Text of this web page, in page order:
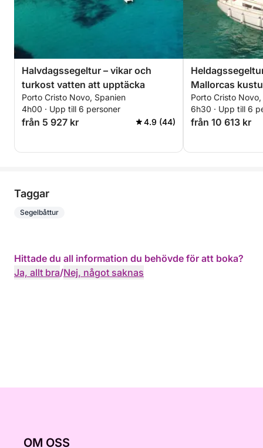
Halvdagssegeltur – vikar och
turkost vatten att upptäcka
Porto Cristo Novo, Spanien
4h00 · Upp till 6 personer
från 5 927 kr 4.9 (44)
Mallorcas
Porto Cristo
6h30 · Upp till 6
från 10 613 kr
Taggar
Segelbåttur
Hittade du all information du behövde för att boka?
Ja, allt bra/Nej, något saknas
OM OSS